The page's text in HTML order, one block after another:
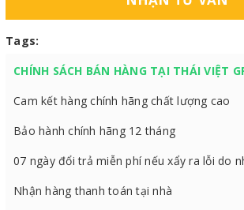
Tags:
CHÍNH SÁCH BÁN HÀNG TẠI THÁI VIỆT
Cam kết hàng chính hãng chất lượng cao
Bảo hành chính hãng 12 tháng
07 ngày đổi trả miễn phí nếu xẩy ra lỗi do
Nhận hàng thanh toán tại nhà